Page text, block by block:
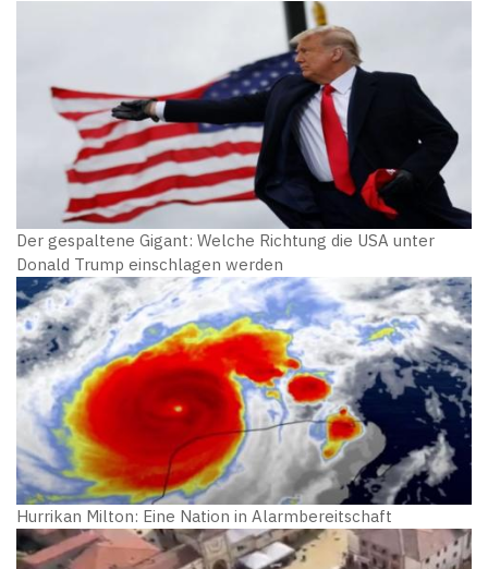
Der gespaltene Gigant: Welche Richtung die USA unter
Donald Trump einschlagen werden
Hurrikan Milton: Eine Nation in Alarmbereitschaft